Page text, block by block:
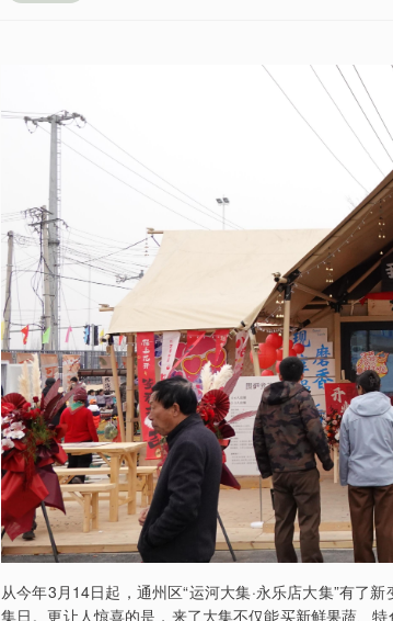
从今年3月14日起，通州区“运河大集·永乐店大集”有
集日。更让人惊喜的是，来了大集不仅能买新鲜果蔬、